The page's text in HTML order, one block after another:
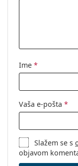
s lećama:
'iznutra-izvana':
Pakiranje
Proizvođač:
Leća u kutijici:
Težina:
Ostalo
Ime *
Vaša e-pošta *
Slažem se s
objavom